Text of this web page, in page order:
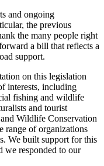
and ongoing
the previous
the many people right
a bill that reflects a
support.
on this legislation
interests, including
fishing and wildlife
and tourist
Wildlife Conservation
range of organizations
We built support for this
we responded to our